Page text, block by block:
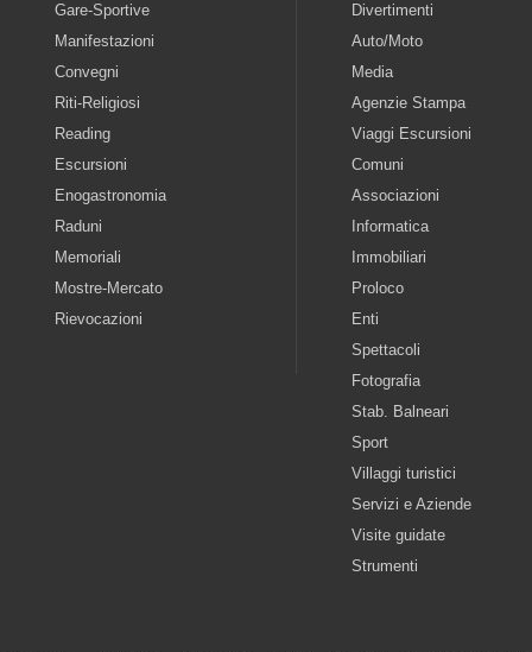
Gare-Sportive
Manifestazioni
Convegni
Riti-Religiosi
Reading
Escursioni
Enogastronomia
Raduni
Memoriali
Mostre-Mercato
Rievocazioni
Divertimenti
Auto/Moto
Media
Agenzie Stampa
Viaggi Escursioni
Comuni
Associazioni
Informatica
Immobiliari
Proloco
Enti
Spettacoli
Fotografia
Stab. Balneari
Sport
Villaggi turistici
Servizi e Aziende
Visite guidate
Strumenti